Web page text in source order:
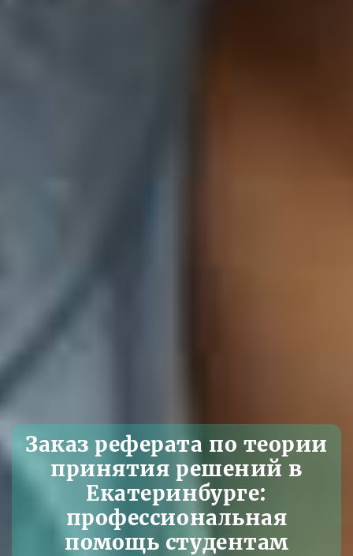
Заказ реферата по теории
принятия решений в
Екатеринбурге:
профессиональная
помощь студентам